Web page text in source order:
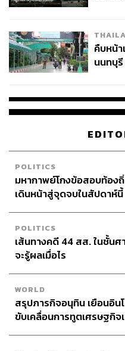
คืบหน้า
นนทบุ
POLITICS
มหากาพย์โกงข้อสอบท้อง
เดินหน้าสู่จุดจบในสัปดาห์นี้
POLITICS
เส้นทางคดี 44 สส. ในชั้นศ
จะรู้ผลเมื่อไร
WORLD
สรุปภารกิจอนุทิน เยือนอิน
ขับเคลื่อนการทูตเศรษฐกิจ